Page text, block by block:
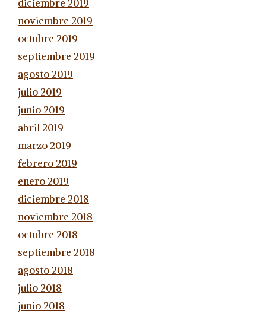
diciembre 2019
noviembre 2019
octubre 2019
septiembre 2019
agosto 2019
julio 2019
junio 2019
abril 2019
marzo 2019
febrero 2019
enero 2019
diciembre 2018
noviembre 2018
octubre 2018
septiembre 2018
agosto 2018
julio 2018
junio 2018